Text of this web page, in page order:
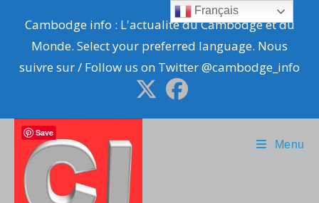
content
Cambodge info : L'actualité du Cambodge et du
Monde. Select your preferred language. Nous
suivre sur / Follow us on Twitter @cambodge_info
Menu
Français
Save